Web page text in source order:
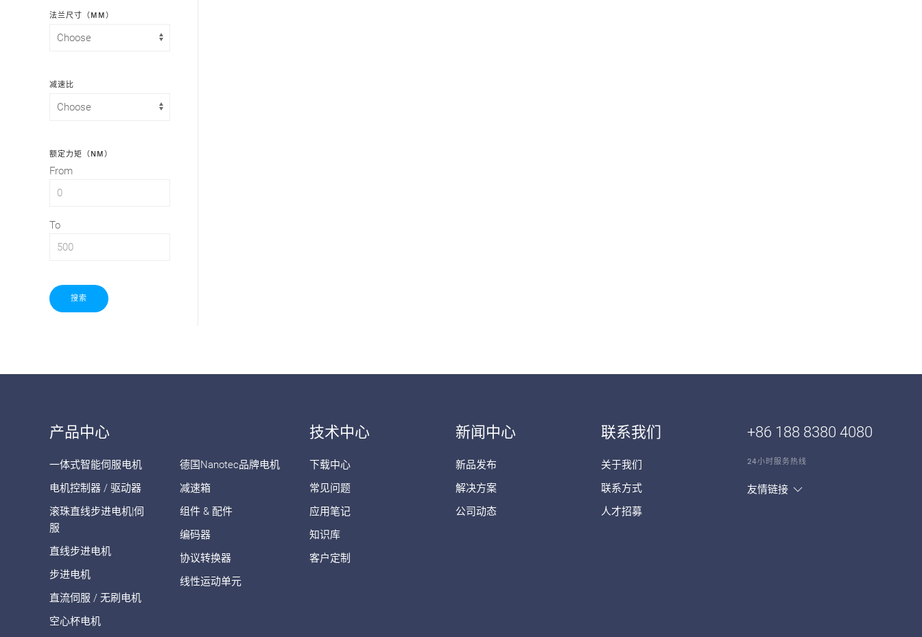
法兰尺寸（MM）
减速比
额定力矩（NM）
From
To
搜索
产品中心
一体式智能伺服电机
电机控制器 / 驱动器
滚珠直线步进电机|伺
服
直线步进电机
步进电机
直流伺服 / 无刷电机
空心杯电机
德国Nanotec品牌电机
减速箱
组件 & 配件
编码器
协议转换器
线性运动单元
技术中心
下载中心
常见问题
应用笔记
知识库
客户定制
新闻中心
新品发布
解决方案
公司动态
联系我们
关于我们
联系方式
人才招募
+86 188 8380 4080
24小时服务热线
友情链接